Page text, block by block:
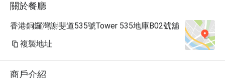
關於餐廳
香港銅鑼灣謝斐道535號Tower 535地庫B02號舖
複製地址
商戶介紹